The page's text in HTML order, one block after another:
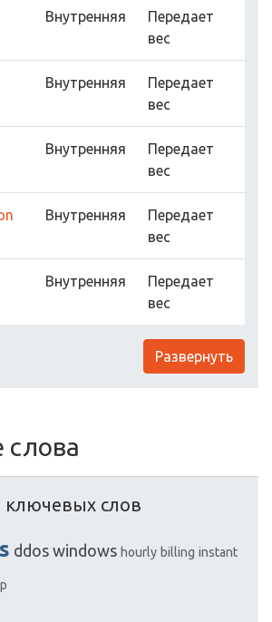
Внутренняя
Передает
вес
Внутренняя
Передает
вес
Внутренняя
Передает
вес
Внутренняя
Передает
вес
Внутренняя
Передает
вес
Развернуть
ключевых слов
ddos windows hourly billing instant